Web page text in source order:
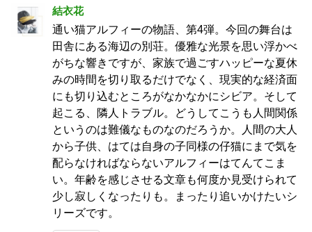
結衣花
通い猫アルフィーの物語、第4弾。今回の舞台は
田舎にある海辺の別荘。優雅な光景を思い浮かべ
がちな響きですが、家族で過ごすハッピーな夏休
みの時間を切り取るだけでなく、現実的な経済面
にも切り込むところがなかなかにシビア。そして
起こる、隣人トラブル。どうしてこうも人間関係
というのは難儀なものなのだろうか。人間の大人
から子供、はては自身の子同様の仔猫にまで気を
配らなければならないアルフィーはてんてこま
い。年齢を感じさせる文章も何度か見受けられて
少し寂しくなったりも。まったり追いかけたいシ
リーズです。